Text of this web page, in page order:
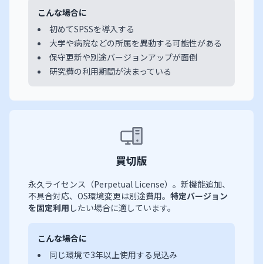
こんな場合に
初めてSPSSを導入する
大学や病院などの所属を異動する可能性がある
保守更新や別途バージョンアップが面倒
研究費の利用期間が決まっている
買切版
永久ライセンス（Perpetual License）。新機能追加、
不具合対応、OS環境変更は別途費用。 特定バージョン
を固定利用 したい場合に適しています。
こんな場合に
同じ環境で3年以上使用する見込み